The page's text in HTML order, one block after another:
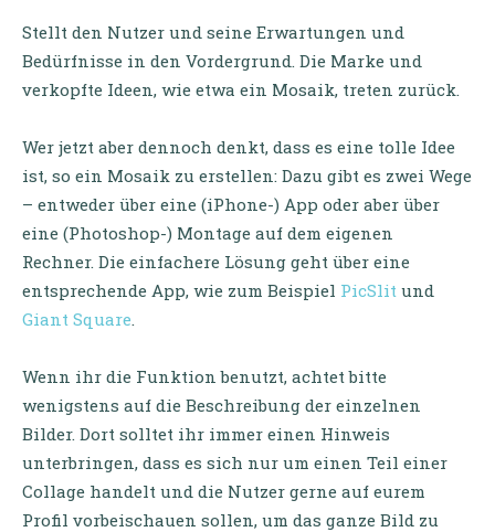
Stellt den Nutzer und seine Erwartungen und
Bedürfnisse in den Vordergrund. Die Marke und
verkopfte Ideen, wie etwa ein Mosaik, treten zurück.
Wer jetzt aber dennoch denkt, dass es eine tolle Idee
ist, so ein Mosaik zu erstellen: Dazu gibt es zwei Wege
– entweder über eine (iPhone-) App oder aber über
eine (Photoshop-) Montage auf dem eigenen
Rechner. Die einfachere Lösung geht über eine
entsprechende App, wie zum Beispiel PicSlit und
Giant Square.
Wenn ihr die Funktion benutzt, achtet bitte
wenigstens auf die Beschreibung der einzelnen
Bilder. Dort solltet ihr immer einen Hinweis
unterbringen, dass es sich nur um einen Teil einer
Collage handelt und die Nutzer gerne auf eurem
Profil vorbeischauen sollen, um das ganze Bild zu